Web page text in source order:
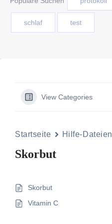
schlaf test
View Categories
Startseite Hilfe-Dateien
Skorbut
Skorbut
Vitamin C